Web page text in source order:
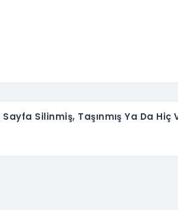
Silinmiş, Taşınmış Ya Da Hiç